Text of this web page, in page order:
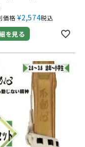
価格 ¥2,574税込
を見る